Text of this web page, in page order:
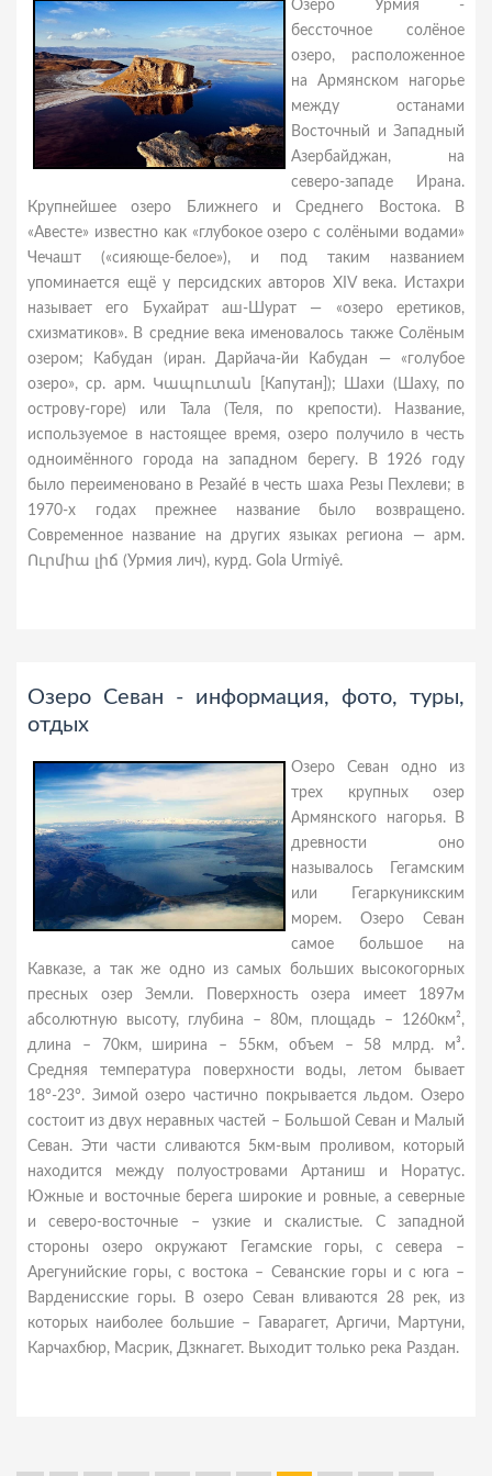
Озеро Урмия -
бессточное солёное
озеро, расположенное
на Армянском нагорье
между останами
Восточный и Западный
Азербайджан, на
северо-западе Ирана.
Крупнейшее озеро Ближнего и Среднего Востока. В
«Авесте» известно как «глубокое озеро с солёными водами»
Чечашт («сияюще-белое»), и под таким названием
упоминается ещё у персидских авторов XIV века. Истахри
называет его Бухайрат аш-Шурат — «озеро еретиков,
схизматиков». В средние века именовалось также Солёным
озером; Кабудан (иран. Дарйача-йи Кабудан — «голубое
озеро», ср. арм. Կապուտան [Капутан]); Шахи (Шаху, по
острову-горе) или Тала (Теля, по крепости). Название,
используемое в настоящее время, озеро получило в честь
одноимённого города на западном берегу. В 1926 году
было переименовано в Резайе́ в честь шаха Резы Пехлеви; в
1970-х годах прежнее название было возвращено.
Современное название на других языках региона — арм.
Ուրմիա լիճ (Урмия лич), курд. Gola Urmiyê.
Озеро Севан - информация, фото, туры,
отдых
Озеро Севан одно из
трех крупных озер
Армянского нагорья. В
древности оно
называлось Гегамским
или Гегаркуникским
морем. Озеро Севан
самое большое на
Кавказе, а так же одно из самых больших высокогорных
пресных озер Земли. Поверхность озера имеет 1897м
абсолютную высоту, глубина – 80м, площадь – 1260км²,
длина – 70км, ширина – 55км, объем – 58 млрд. м³.
Средняя температура поверхности воды, летом бывает
18°-23°. Зимой озеро частично покрывается льдом. Озеро
состоит из двух неравных частей – Большой Севан и Малый
Севан. Эти части сливаются 5км-вым проливом, который
находится между полуостровами Артаниш и Норатус.
Южные и восточные берега широкие и ровные, а северные
и северо-восточные – узкие и скалистые. С западной
стороны озеро окружают Гегамские горы, с севера –
Арегунийские горы, с востока – Севанские горы и с юга –
Варденисские горы. В озеро Севан вливаются 28 рек, из
которых наиболее большие – Гаварагет, Аргичи, Мартуни,
Карчахбюр, Масрик, Дзкнагет. Выходит только река Раздан.